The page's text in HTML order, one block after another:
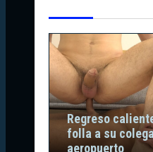
Regreso
folla a su
aeropuerto